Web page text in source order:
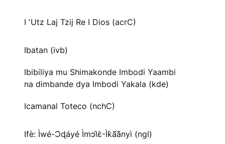
I ʼUtz Laj Tzij Re I Dios (acrC)
Ibatan (ivb)
Ibibiliya mu Shimakonde Imbodi Yaambi
na dimbande dya Imbodi Yakala (kde)
Icamanal Toteco (nchC)
Ifè: Ìwé-Ɔ̀ɖáyé Ìmↄl̀ɛ̀-Ìk̀ã́ã̀nyì (ngl)